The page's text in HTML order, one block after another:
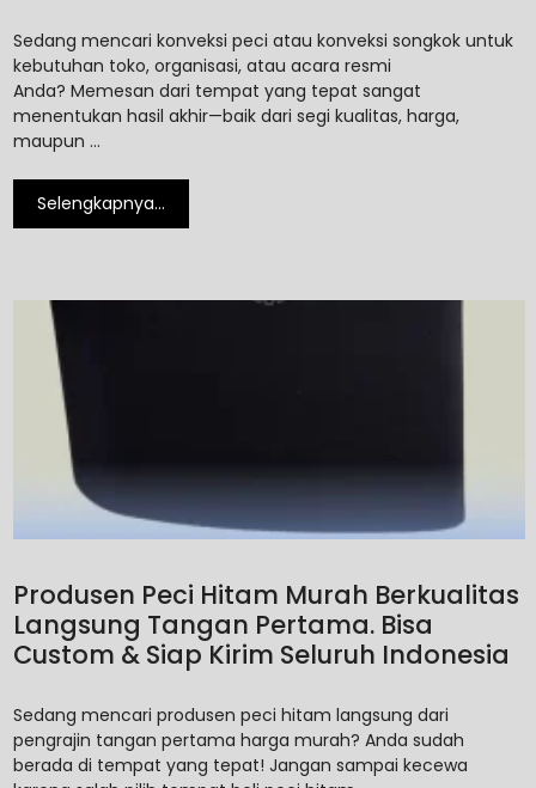
Sedang mencari konveksi peci atau konveksi songkok untuk
kebutuhan toko, organisasi, atau acara resmi
Anda? Memesan dari tempat yang tepat sangat
menentukan hasil akhir—baik dari segi kualitas, harga,
maupun …
Selengkapnya…
Produsen Peci Hitam Murah Berkualitas
Langsung Tangan Pertama. Bisa
Custom & Siap Kirim Seluruh Indonesia
Sedang mencari produsen peci hitam langsung dari
pengrajin tangan pertama harga murah? Anda sudah
berada di tempat yang tepat! Jangan sampai kecewa